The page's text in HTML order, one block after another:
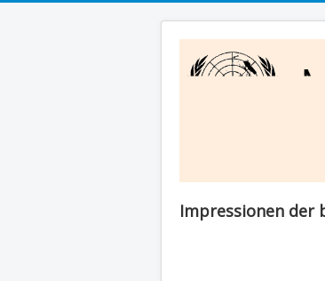
Impressionen der